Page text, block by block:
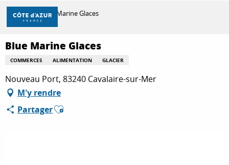
Aller
contenu
principal
DÉCOUVRIR
À FAIRE
Accueil Blue Marine Glaces
Blue Marine Glaces
COMMERCES ALIMENTATION GLACIER
Nouveau Port, 83240 Cavalaire-sur-Mer
M'y rendre
PartagerAjouter aux favoris